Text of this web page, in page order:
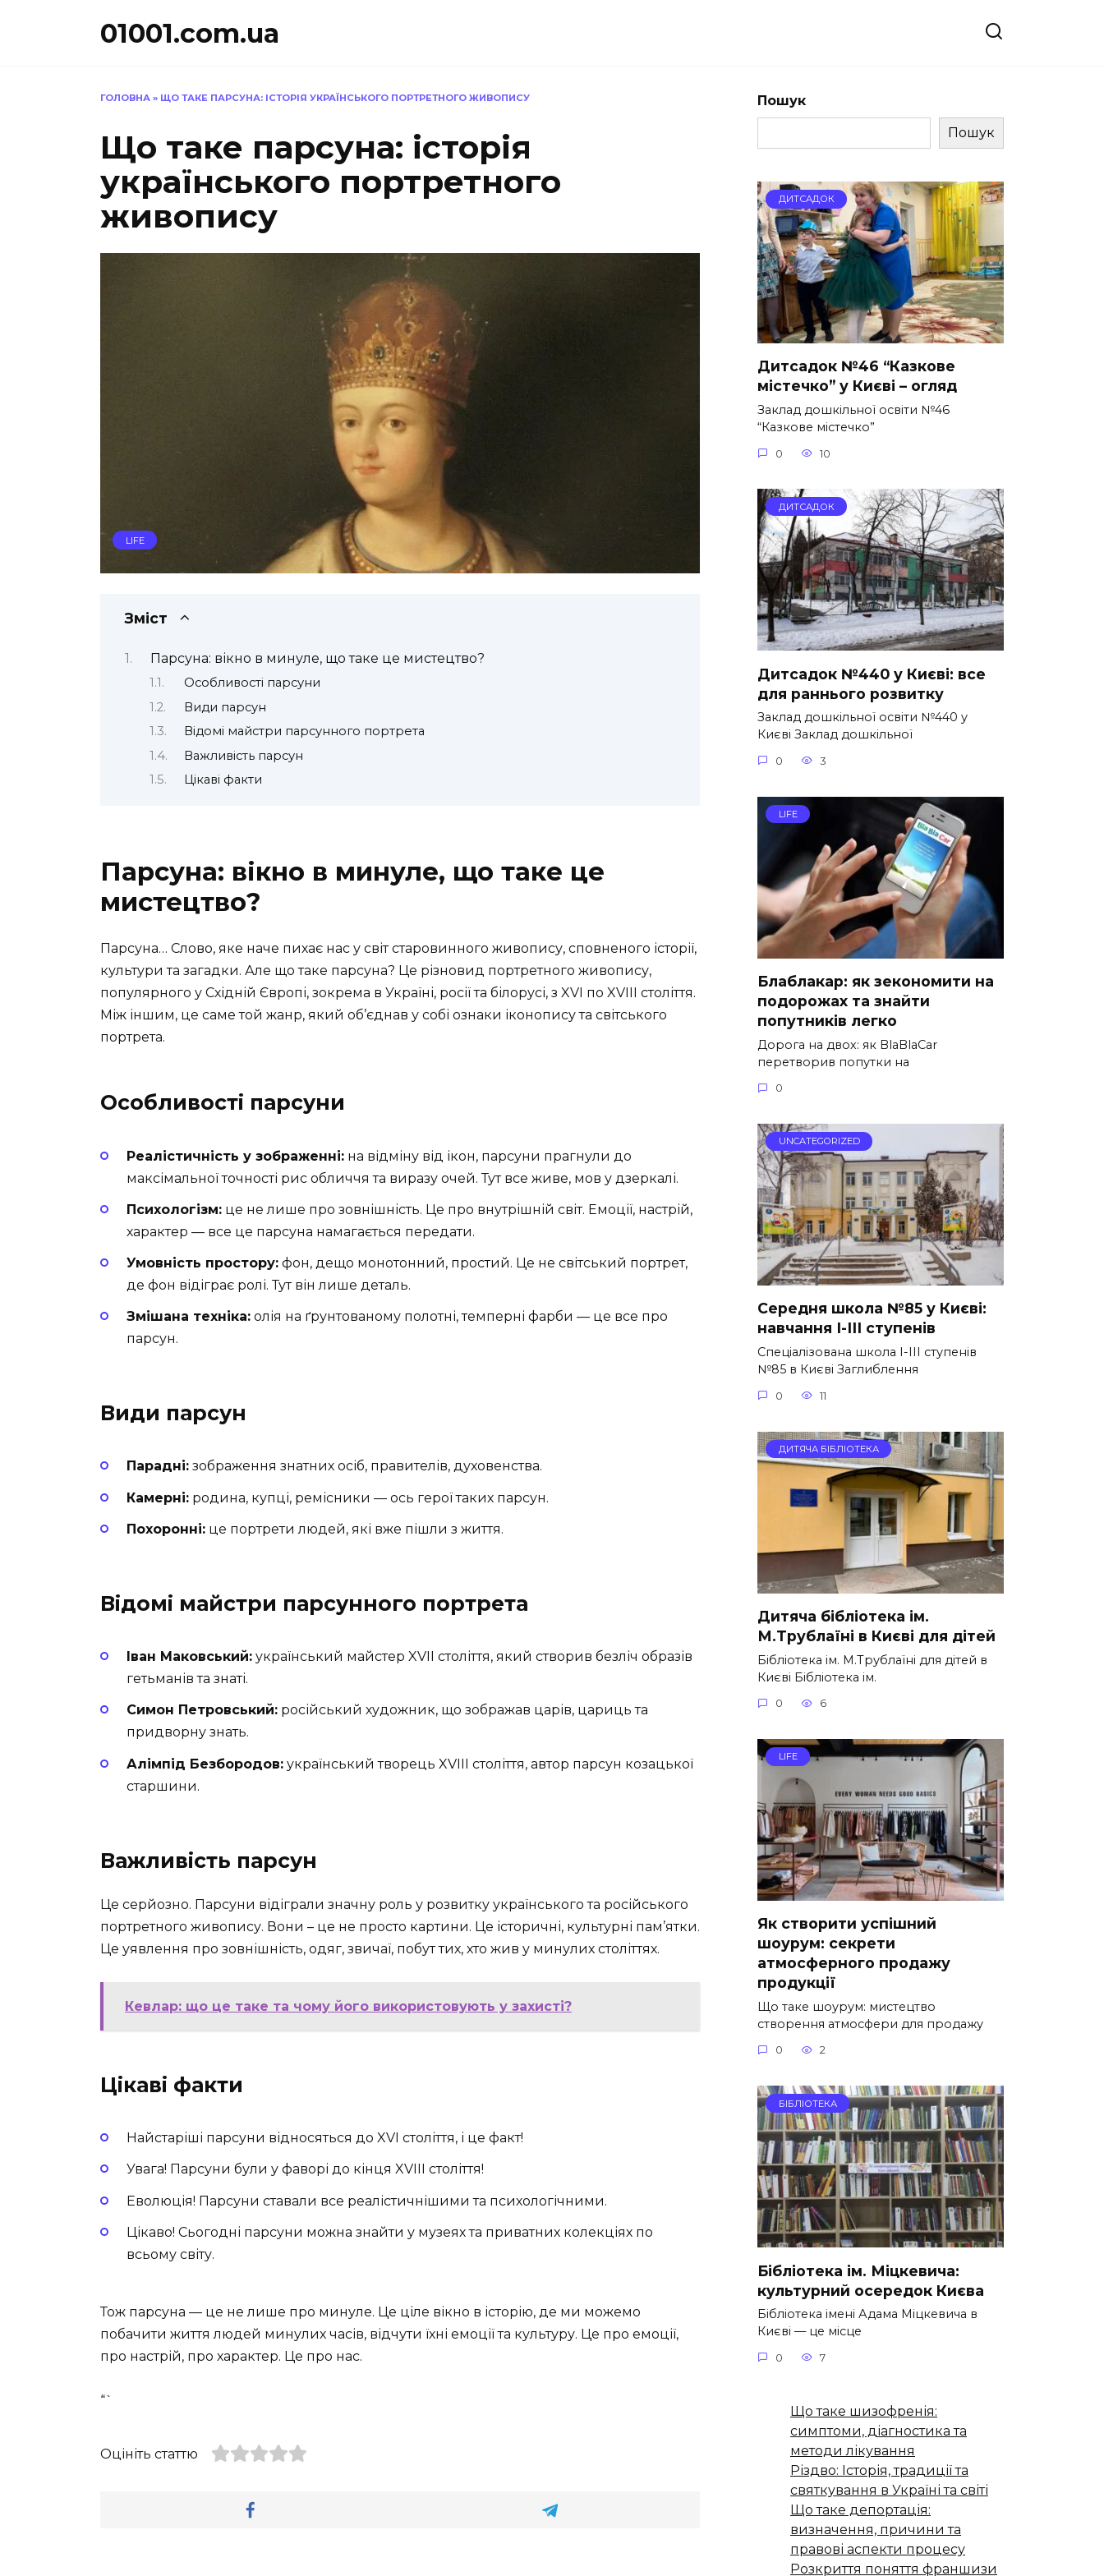
01001.com.ua
ГОЛОВНА » ЩО ТАКЕ ПАРСУНА: ІСТОРІЯ УКРАЇНСЬКОГО ПОРТРЕТНОГО ЖИВОПИСУ
Що таке парсуна: історія
українського портретного
живопису
LIFE
Зміст
Парсуна: вікно в минуле, що таке це мистецтво?
Особливості парсуни
Види парсун
Відомі майстри парсунного портрета
Важливість парсун
Цікаві факти
Парсуна: вікно в минуле, що таке це
мистецтво?
Парсуна… Слово, яке наче пихає нас у світ старовинного живопису, сповненого історії,
культури та загадки. Але що таке парсуна? Це різновид портретного живопису,
популярного у Східній Європі, зокрема в Україні, росії та білорусі, з XVI по XVIII століття.
Між іншим, це саме той жанр, який об’єднав у собі ознаки іконопису та світського
портрета.
Особливості парсуни
Реалістичність у зображенні: на відміну від ікон, парсуни прагнули до
максімальної точності рис обличчя та виразу очей. Тут все живе, мов у дзеркалі.
Психологізм: це не лише про зовнішність. Це про внутрішній світ. Емоції, настрій,
характер — все це парсуна намагається передати.
Умовність простору: фон, дещо монотонний, простий. Це не світський портрет,
де фон відіграє ролі. Тут він лише деталь.
Змішана техніка: олія на ґрунтованому полотні, темперні фарби — це все про
парсун.
Види парсун
Парадні: зображення знатних осіб, правителів, духовенства.
Камерні: родина, купці, ремісники — ось герої таких парсун.
Похоронні: це портрети людей, які вже пішли з життя.
Відомі майстри парсунного портрета
Іван Маковський: український майстер XVII століття, який створив безліч образів
гетьманів та знаті.
Симон Петровський: російський художник, що зображав царів, цариць та
придворну знать.
Алімпід Безбородов: український творець XVIII століття, автор парсун козацької
старшини.
Важливість парсун
Це серйозно. Парсуни відіграли значну роль у розвитку українського та російського
портретного живопису. Вони – це не просто картини. Це історичні, культурні пам’ятки.
Це уявлення про зовнішність, одяг, звичаї, побут тих, хто жив у минулих століттях.
Кевлар: що це таке та чому його використовують у захисті?
Цікаві факти
Найстаріші парсуни відносяться до XVI століття, і це факт!
Увага! Парсуни були у фаворі до кінця XVIII століття!
Еволюція! Парсуни ставали все реалістичнішими та психологічними.
Цікаво! Сьогодні парсуни можна знайти у музеях та приватних колекціях по
всьому світу.
Тож парсуна — це не лише про минуле. Це ціле вікно в історію, де ми можемо
побачити життя людей минулих часів, відчути їхні емоції та культуру. Це про емоції,
про настрій, про характер. Це про нас.
“`
Оцініть статтю
Пошук
Пошук
ДИТСАДОК
Дитсадок №46 “Казкове
містечко” у Києві – огляд
Заклад дошкільної освіти №46
“Казкове містечко”
0 10
ДИТСАДОК
Дитсадок №440 у Києві: все
для раннього розвитку
Заклад дошкільної освіти №440 у
Києві Заклад дошкільної
0 3
LIFE
Блаблакар: як зекономити на
подорожах та знайти
попутників легко
Дорога на двох: як BlaBlaCar
перетворив попутки на
0
UNCATEGORIZED
Середня школа №85 у Києві:
навчання І-ІІІ ступенів
Спеціалізована школа І-ІІІ ступенів
№85 в Києві Заглиблення
0 11
ДИТЯЧА БІБЛІОТЕКА
Дитяча бібліотека ім.
М.Трублаїні в Києві для дітей
Бібліотека ім. М.Трублаїні для дітей в
Києві Бібліотека ім.
0 6
LIFE
Як створити успішний
шоурум: секрети
атмосферного продажу
продукції
Що таке шоурум: мистецтво
створення атмосфери для продажу
0 2
БІБЛІОТЕКА
Бібліотека ім. Міцкевича:
культурний осередок Києва
Бібліотека імені Адама Міцкевича в
Києві — це місце
0 7
Що таке шизофренія:
симптоми, діагностика та
методи лікування
Різдво: Історія, традиції та
святкування в Україні та світі
Що таке депортація:
визначення, причини та
правові аспекти процесу
Розкриття поняття франшизи